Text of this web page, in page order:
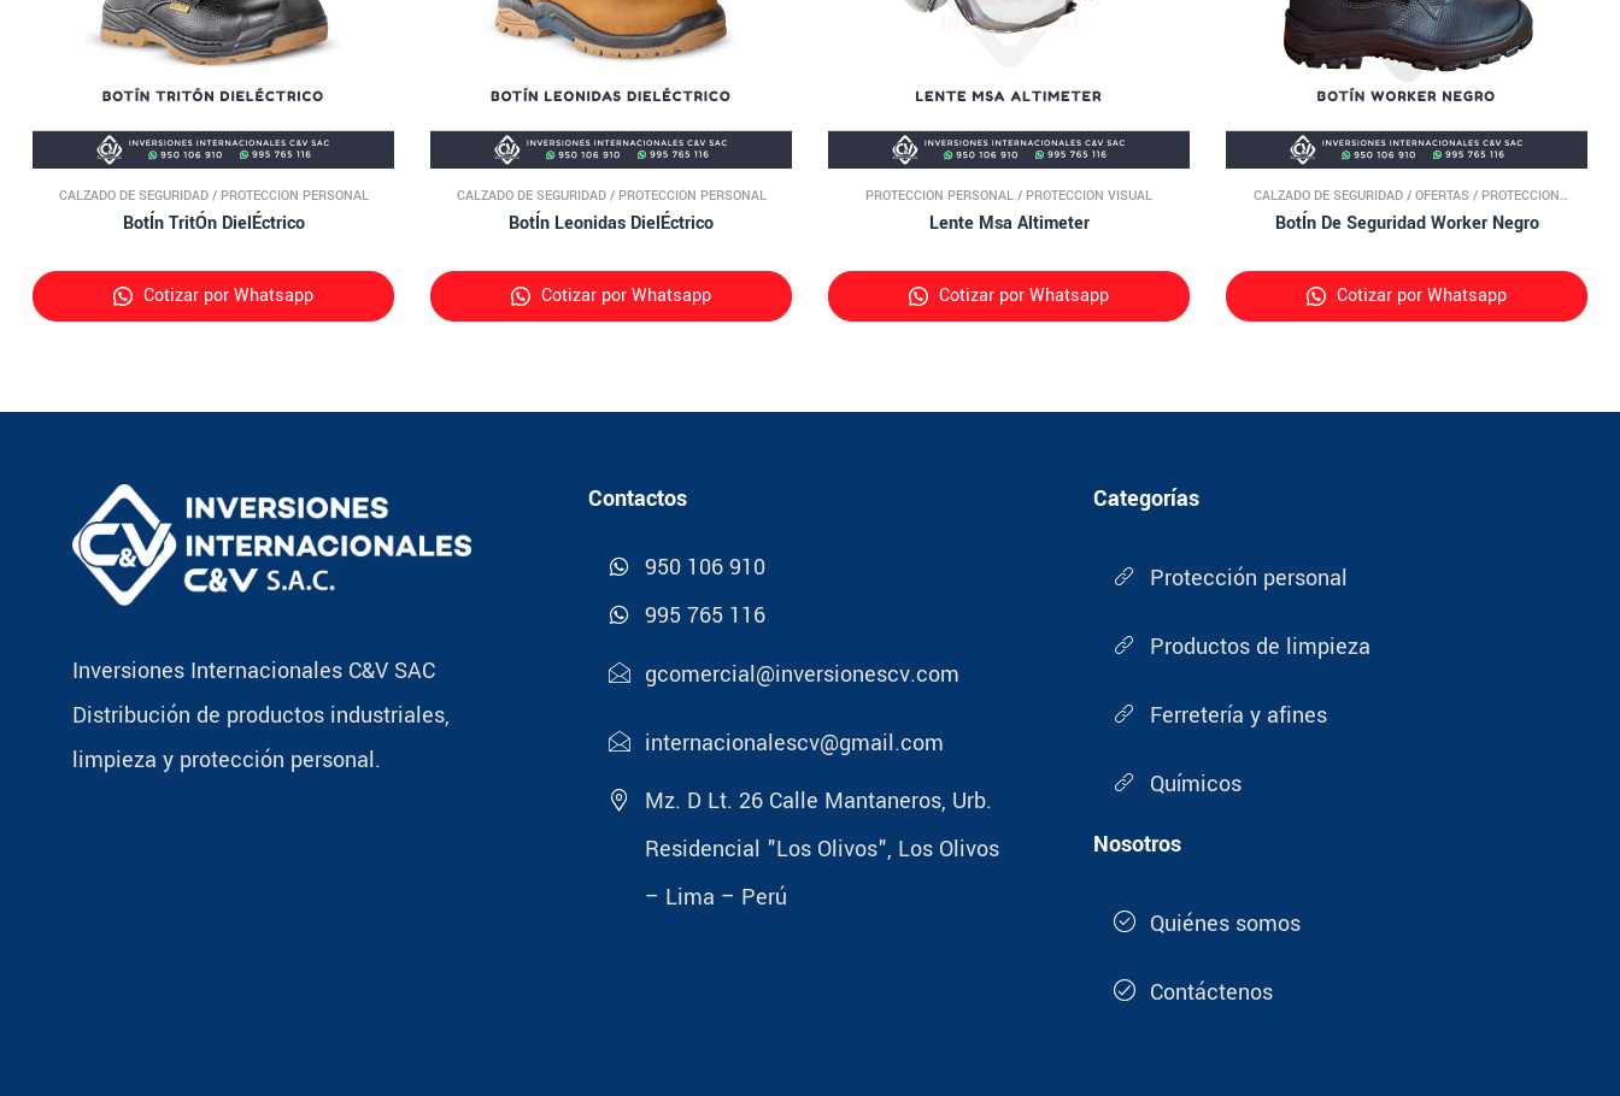
CALZADO DE SEGURIDAD/ PROTECCIÓN PERSONAL
BotÍn TritÓn DielÉctrico
Cotizar por Whatsapp
CALZADO DE SEGURIDAD/ PROTECCIÓN PERSONAL
BotÍn Leonidas DielÉctrico
Cotizar por Whatsapp
PROTECCIÓN PERSONAL / PROTECCIÓN VISUAL
Lente Msa Altimeter
Cotizar por Whatsapp
CALZADO DE SEGURIDAD / OFERTAS / PROTECCIÓN
PERSONAL
BotÍn De Seguridad Worker Negro
Cotizar por Whatsapp
Inversiones Internacionales C&V SAC
Distribución de productos industriales,
limpieza y protección personal.
Contactos
950 106 910
995 765 116
gcomercial@inversionescv.com
internacionalescv@gmail.com
Mz. D Lt. 26 Calle Mantaneros, Urb.
Residencial "Los Olivos", Los Olivos
– Lima – Perú
Categorías
Protección personal
Productos de limpieza
Ferretería y afines
Químicos
Nosotros
Quiénes somos
Contáctenos